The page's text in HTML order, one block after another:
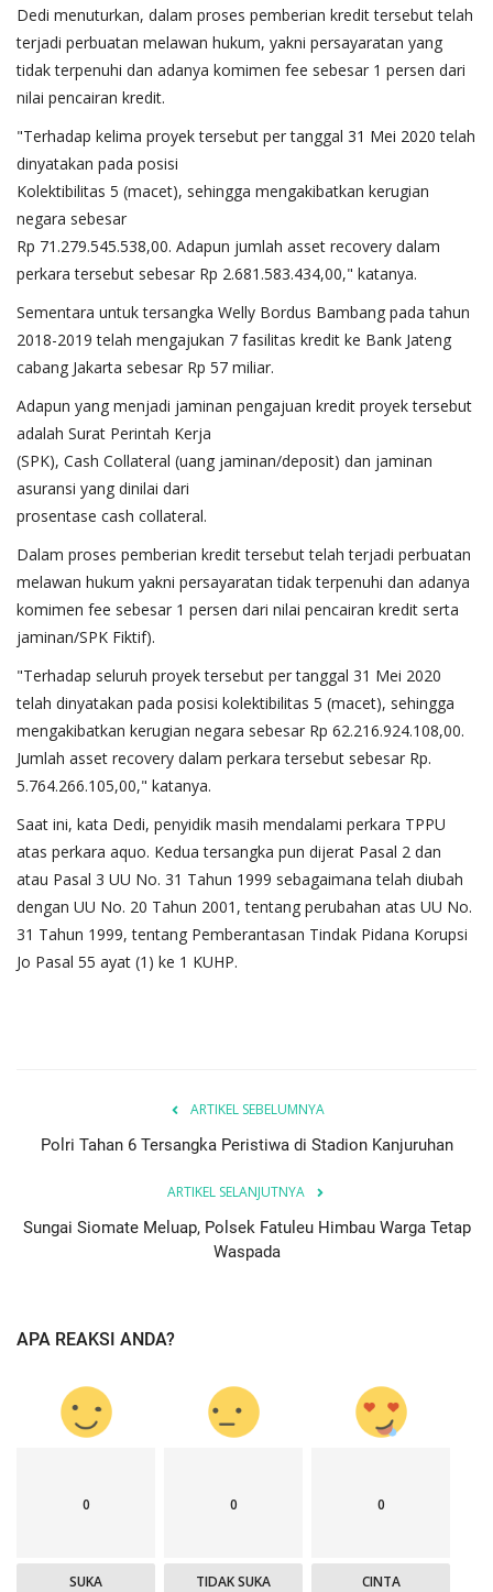
Dedi menuturkan, dalam proses pemberian kredit tersebut telah
terjadi perbuatan melawan hukum, yakni persayaratan yang
tidak terpenuhi dan adanya komimen fee sebesar 1 persen dari
nilai pencairan kredit.
"Terhadap kelima proyek tersebut per tanggal 31 Mei 2020 telah
dinyatakan pada posisi
Kolektibilitas 5 (macet), sehingga mengakibatkan kerugian
negara sebesar
Rp 71.279.545.538,00. Adapun jumlah asset recovery dalam
perkara tersebut sebesar Rp 2.681.583.434,00," katanya.
Sementara untuk tersangka Welly Bordus Bambang pada tahun
2018-2019 telah mengajukan 7 fasilitas kredit ke Bank Jateng
cabang Jakarta sebesar Rp 57 miliar.
Adapun yang menjadi jaminan pengajuan kredit proyek tersebut
adalah Surat Perintah Kerja
(SPK), Cash Collateral (uang jaminan/deposit) dan jaminan
asuransi yang dinilai dari
prosentase cash collateral.
Dalam proses pemberian kredit tersebut telah terjadi perbuatan
melawan hukum yakni persayaratan tidak terpenuhi dan adanya
komimen fee sebesar 1 persen dari nilai pencairan kredit serta
jaminan/SPK Fiktif).
"Terhadap seluruh proyek tersebut per tanggal 31 Mei 2020
telah dinyatakan pada posisi kolektibilitas 5 (macet), sehingga
mengakibatkan kerugian negara sebesar Rp 62.216.924.108,00.
Jumlah asset recovery dalam perkara tersebut sebesar Rp.
5.764.266.105,00," katanya.
Saat ini, kata Dedi, penyidik masih mendalami perkara TPPU
atas perkara aquo. Kedua tersangka pun dijerat Pasal 2 dan
atau Pasal 3 UU No. 31 Tahun 1999 sebagaimana telah diubah
dengan UU No. 20 Tahun 2001, tentang perubahan atas UU No.
31 Tahun 1999, tentang Pemberantasan Tindak Pidana Korupsi
Jo Pasal 55 ayat (1) ke 1 KUHP.
ARTIKEL SEBELUMNYA
Polri Tahan 6 Tersangka Peristiwa di Stadion Kanjuruhan
ARTIKEL SELANJUTNYA
Sungai Siomate Meluap, Polsek Fatuleu Himbau Warga Tetap
Waspada
APA REAKSI ANDA?
0
SUKA
0
TIDAK SUKA
0
CINTA